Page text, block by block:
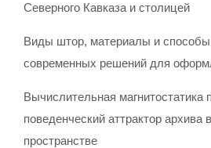
Северного Кавказа и столицей
Виды штор, материалы и способы
современных решений для
Вычислительная магнитостатика
поведенческий аттрактор архива
пространстве